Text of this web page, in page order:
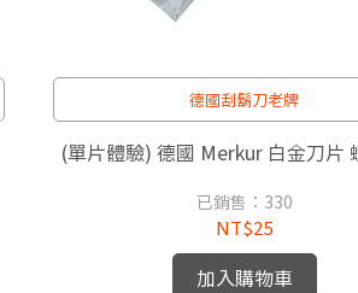
德國刮鬍刀老牌
(單片體驗) 德國 Merkur 白金刀
已銷售：330
NT$25
加入購物車